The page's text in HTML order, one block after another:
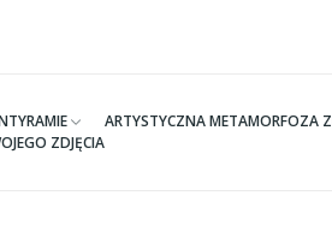
ARTYSTYCZNA METAMORFOZA
ZDJĘCIA